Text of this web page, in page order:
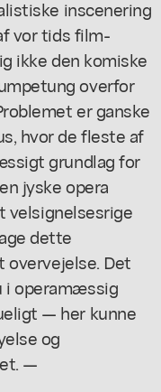
inscenering
vor tids film-
ikke den komiske
overfor
er ganske
hvor de fleste af
grundlag for
jyske opera
dette
overvejelse. Det
i operamæssig
— her kunne
og
—